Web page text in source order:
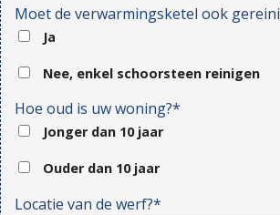
Moet de verwarmingsketel ook
Ja
Nee, enkel schoorsteen reinigen
Hoe oud is uw woning?*
Jonger dan 10 jaar
Ouder dan 10 jaar
Locatie van de werf?*